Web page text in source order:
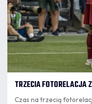
TRZECIA FOTORELACJA
Czas na trzecią